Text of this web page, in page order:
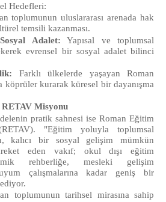
Hedefleri:
toplumunun uluslararası arenada hak
temsili kazanması.
Adalet: Yapısal ve toplumsal
evrensel bir sosyal adalet bilinci
Farklı ülkelerde yaşayan Roman
köprüler kurarak küresel bir dayanışma
Misyonu
pratik sahnesi ise Roman Eğitim
"Eğitim yoluyla toplumsal
kalıcı bir sosyal gelişim mümkün
eden vakıf; okul dışı eğitim
rehberliğe, mesleki gelişim
çalışmalarına kadar geniş bir
toplumunun tarihsel mirasına sahip